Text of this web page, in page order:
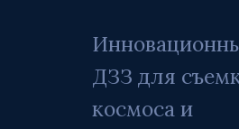
ДЗЗ для
космоса и